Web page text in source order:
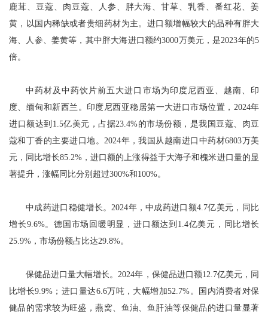
鹿茸、豆蔻、肉豆蔻、人参、胖大海、甘草、乳香、番红花、姜
黄，以国内稀缺或者贵细药材为主。进口额增幅较大的品种有胖大
海、人参、姜黄等，其中胖大海进口额约3000万美元，是2023年的5
倍。
中药材及中药饮片前五大进口市场为印度尼西亚、越南、印
度、缅甸和新西兰。印度尼西亚稳居第一大进口市场位置，2024年
进口额达到1.5亿美元，占据23.4%的市场份额，是我国豆蔻、肉豆
蔻和丁香的主要进口地。2024年，我国从越南进口中药材6803万美
元，同比增长85.2%，进口额的上涨得益于大海子和槐米进口量的显
著提升，涨幅同比分别超过300%和100%。
中成药进口稳健增长。2024年，中成药进口额4.7亿美元，同比
增长9.6%。德国市场回暖明显，进口额达到1.4亿美元，同比增长
25.9%，市场份额占比达29.8%。
保健品进口量大幅增长。2024年，保健品进口额12.7亿美元，同
比增长9.9%；进口量达6.6万吨，大幅增加52.7%。国内消费者对保
健品的需求较为旺盛，燕窝、鱼油、鱼肝油等保健品的进口量显著